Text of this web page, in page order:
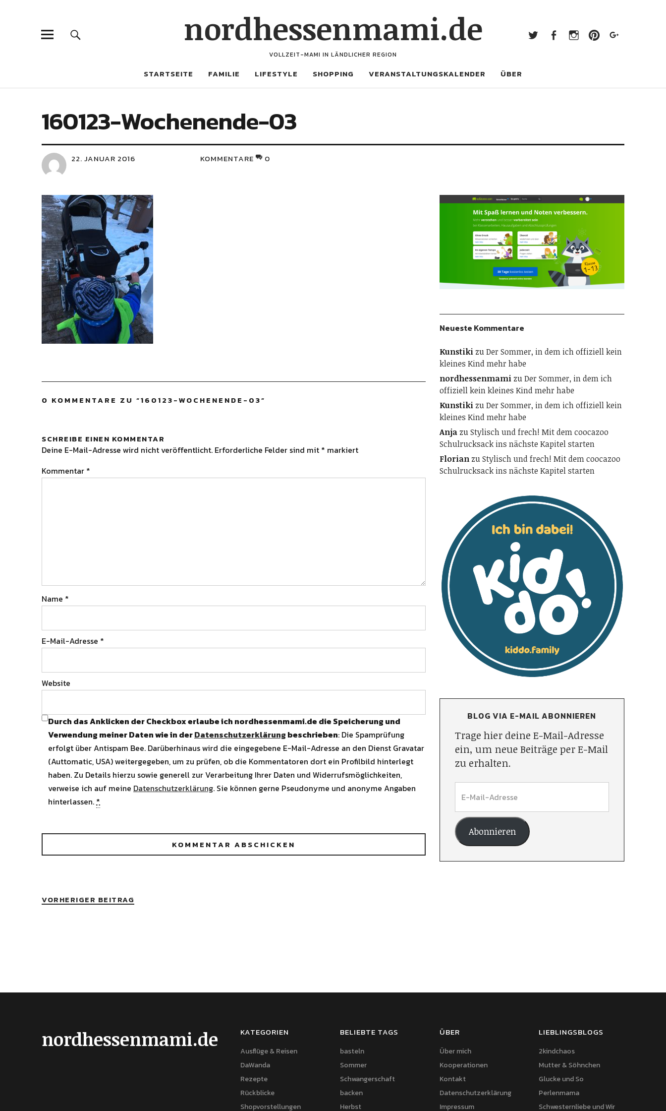
nordhessenmami.de
VOLLZEIT-MAMI IN LÄNDLICHER REGION
STARTSEITE FAMILIE LIFESTYLE SHOPPING VERANSTALTUNGSKALENDER ÜBER
160123-Wochenende-03
22. JANUAR 2016 KOMMENTARE 0
0 KOMMENTARE ZU “160123-WOCHENENDE-03”
SCHREIBE EINEN KOMMENTAR
Deine E-Mail-Adresse wird nicht veröffentlicht. Erforderliche Felder sind mit * markiert
Kommentar *
Name *
E-Mail-Adresse *
Website
Durch das Anklicken der Checkbox erlaube ich nordhessenmami.de die Speicherung und
Verwendung meiner Daten wie in derDatenschutzerklärung beschrieben: Die Spamprüfung
erfolgt über Antispam Bee. Darüberhinaus wird die eingegebene E-Mail-Adresse an den Dienst Gravatar
(Auttomatic, USA) weitergegeben, um zu prüfen, ob die Kommentatoren dort ein Profilbild hinterlegt
haben. Zu Details hierzu sowie generell zur Verarbeitung Ihrer Daten und Widerrufsmöglichkeiten,
verweise ich auf meine Datenschutzerklärung. Sie können gerne Pseudonyme und anonyme Angaben
hinterlassen.*
VORHERIGER BEITRAG
Neueste Kommentare
KunstikizuDer Sommer, in dem ich offiziell kein
kleines Kind mehr habe
nordhessenmamizuDer Sommer, in dem ich
offiziell kein kleines Kind mehr habe
KunstikizuDer Sommer, in dem ich offiziell kein
kleines Kind mehr habe
AnjazuStylisch und frech! Mit dem coocazoo
Schulrucksack ins nächste Kapitel starten
FlorianzuStylisch und frech! Mit dem coocazoo
Schulrucksack ins nächste Kapitel starten
BLOG VIA E-MAIL ABONNIEREN
Trage hier deine E-Mail-Adresse
ein, um neue Beiträge per E-Mail
zu erhalten.
Abonnieren
nordhessenmami.de KATEGORIEN
Ausflüge & Reisen
DaWanda
Rezepte
Rückblicke
Shopvorstellungen
BELIEBTE TAGS
basteln
Sommer
Schwangerschaft
backen
Herbst
ÜBER
Über mich
Kooperationen
Kontakt
Datenschutzerklärung
Impressum
LIEBLINGSBLOGS
2kindchaos
Mutter & Söhnchen
Glucke und So
Perlenmama
Schwesternliebe und Wir